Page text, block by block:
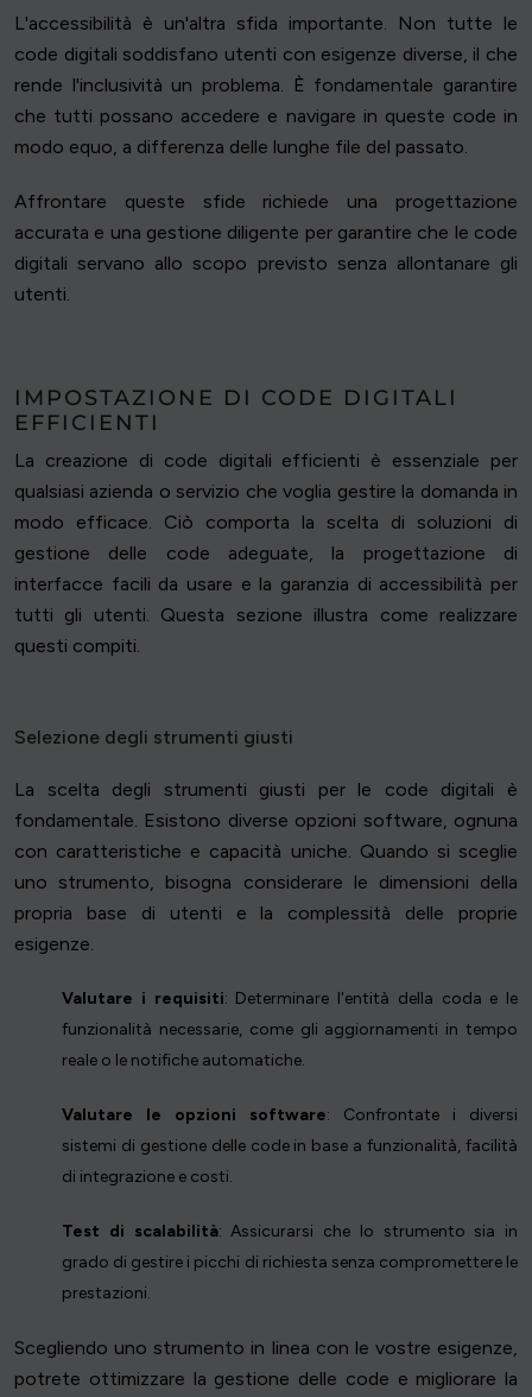
L'accessibilità è un'altra sfida importante. Non tutte le
code digitali soddisfano utenti con esigenze diverse, il che
rende l'inclusività un problema. È fondamentale garantire
che tutti possano accedere e navigare in queste code in
modo equo, a differenza delle lunghe file del passato.
Affrontare queste sfide richiede una progettazione
accurata e una gestione diligente per garantire che le code
digitali servano allo scopo previsto senza allontanare gli
utenti.
IMPOSTAZIONE DI CODE DIGITALI
EFFICIENTI
La creazione di code digitali efficienti è essenziale per
qualsiasi azienda o servizio che voglia gestire la domanda in
modo efficace. Ciò comporta la scelta di soluzioni di
gestione delle code adeguate, la progettazione di
interfacce facili da usare e la garanzia di accessibilità per
tutti gli utenti. Questa sezione illustra come realizzare
questi compiti.
Selezione degli strumenti giusti
La scelta degli strumenti giusti per le code digitali è
fondamentale. Esistono diverse opzioni software, ognuna
con caratteristiche e capacità uniche. Quando si sceglie
uno strumento, bisogna considerare le dimensioni della
propria base di utenti e la complessità delle proprie
esigenze.
Valutare i requisiti: Determinare l'entità della coda e le
funzionalità necessarie, come gli aggiornamenti in tempo
reale o le notifiche automatiche.
Valutare le opzioni software: Confrontate i diversi
sistemi di gestione delle code in base a funzionalità, facilità
di integrazione e costi.
Test di scalabilità: Assicurarsi che lo strumento sia in
grado di gestire i picchi di richiesta senza compromettere le
prestazioni.
Scegliendo uno strumento in linea con le vostre esigenze,
potrete ottimizzare la gestione delle code e migliorare la